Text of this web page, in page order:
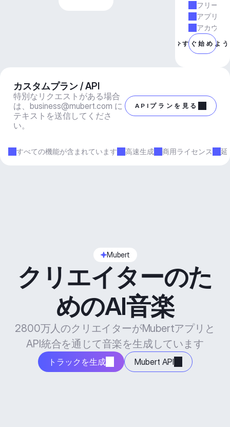
フリーラ
アプリと
アカウン
今すぐ始めよう
カスタムプラン / API
特別なリクエストがある場合
は、 business@mubert.com に
テキストを送信してくださ
い。
APIプランを見る
すべての機能が含まれています 高速生成 商用ライセンス 延
Mubert
クリエイターのた
めのAI音楽
2800万人のクリエイターがMubertアプリと
API統合を通じて音楽を生成しています
トラックを生成 Mubert API